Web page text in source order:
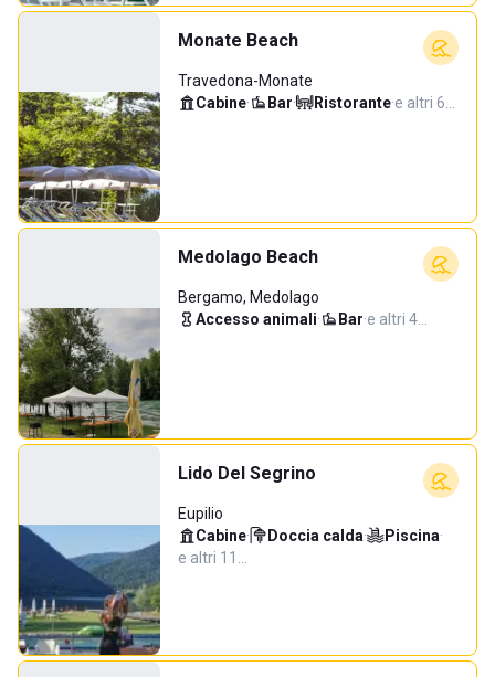
Monate Beach
Travedona-Monate
Cabine· Bar· Ristorante·e altri 6…
Medolago Beach
Bergamo, Medolago
Accesso animali· Bar·e altri 4…
Lido Del Segrino
Eupilio
Cabine· Doccia calda· Piscina·
e altri 11…